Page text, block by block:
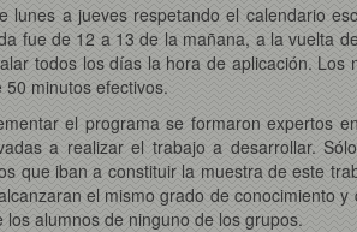
lunes a jueves respetando el calendario
fue de 12 a 13 de la mañana, a la vuelta
todos los días la hora de aplicación.
minutos efectivos.
el programa se formaron expertos
a realizar el trabajo a desarrollar.
que iban a constituir la muestra de este
el mismo grado de conocimiento
alumnos de ninguno de los grupos.